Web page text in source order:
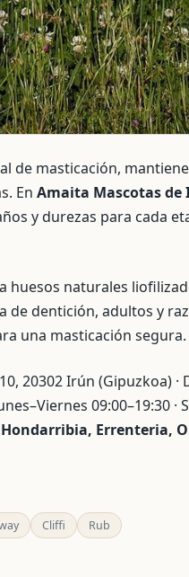
de masticación,
En Amaita Mascotas de
y durezas para cada
huesos naturales
de dentición, adultos y
una masticación segura.
20302 Irún (Gipuzkoa) ·
09:00–19:30 ·
Errenteria,
Cliffi Rub